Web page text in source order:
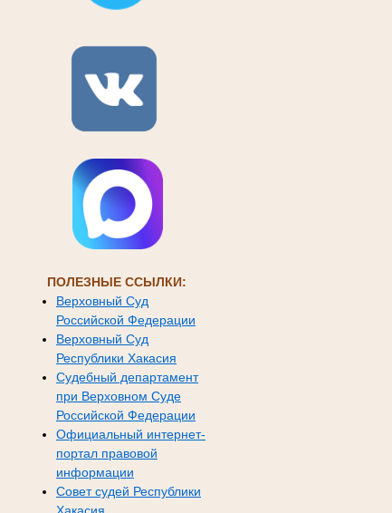
ПОЛЕЗНЫЕ ССЫЛКИ:
Верховный Суд
Российской Федерации
Верховный Суд
Республики Хакасия
Судебный департамент
при Верховном Суде
Российской Федерации
Официальный интернет-
портал правовой
информации
Совет судей Республики